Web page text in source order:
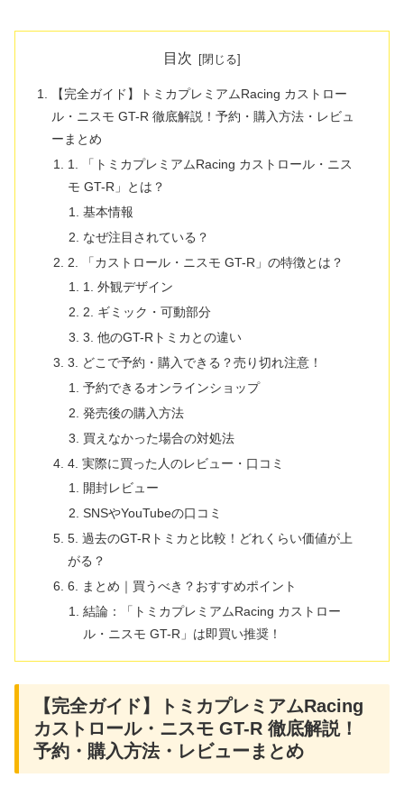
目次
【完全ガイド】トミカプレミアムRacing カストロー
ル・ニスモ GT-R 徹底解説！予約・購入方法・レビュ
ーまとめ
1. 「トミカプレミアムRacing カストロール・ニス
モ GT-R」とは？
基本情報
なぜ注目されている？
2. 「カストロール・ニスモ GT-R」の特徴とは？
1. 外観デザイン
2. ギミック・可動部分
3. 他のGT-Rトミカとの違い
3. どこで予約・購入できる？売り切れ注意！
予約できるオンラインショップ
発売後の購入方法
買えなかった場合の対処法
4. 実際に買った人のレビュー・口コミ
開封レビュー
SNSやYouTubeの口コミ
5. 過去のGT-Rトミカと比較！どれくらい価値が上
がる？
6. まとめ｜買うべき？おすすめポイント
結論：「トミカプレミアムRacing カストロー
ル・ニスモ GT-R」は即買い推奨！
【完全ガイド】トミカプレミアムRacing
カストロール・ニスモ GT-R 徹底解説！
予約・購入方法・レビューまとめ